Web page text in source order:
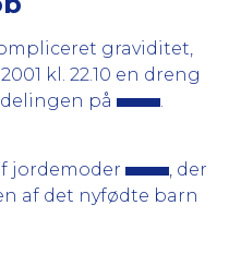
graviditet,
kl. 22.10 en dreng
på
jordemoder
, der
af det nyfødte barn